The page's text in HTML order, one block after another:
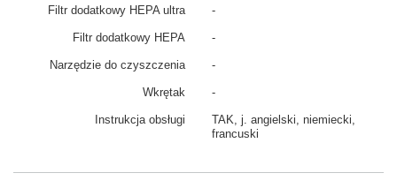
Filtr dodatkowy HEPA ultra -
Filtr dodatkowy HEPA -
Narzędzie do czyszczenia -
Wkrętak -
Instrukcja obsługi
TAK, j. angielski, niemiecki,
francuski